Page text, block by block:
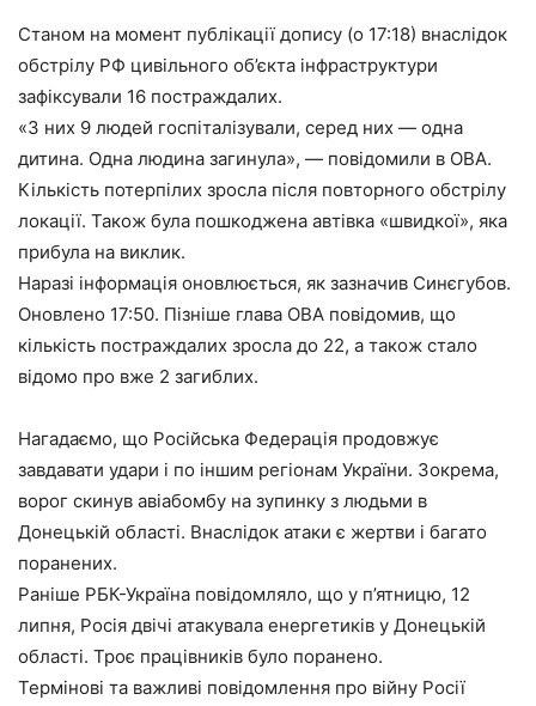
Станом на момент публікації допису (о 17:18) внаслідок
обстрілу РФ цивільного об’єкта інфраструктури
зафіксували 16 постраждалих.
«З них 9 людей госпіталізували, серед них — одна
дитина. Одна людина загинула», — повідомили в ОВА.
Кількість потерпілих зросла після повторного обстрілу
локації. Також була пошкоджена автівка «швидкої», яка
прибула на виклик.
Наразі інформація оновлюється, як зазначив Синєгубов.
Оновлено 17:50. Пізніше глава ОВА повідомив, що
кількість постраждалих зросла до 22, а також стало
відомо про вже 2 загиблих.
Нагадаємо, що Російська Федерація продовжує
завдавати удари і по іншим регіонам України. Зокрема,
ворог скинув авіабомбу на зупинку з людьми в
Донецькій області. Внаслідок атаки є жертви і багато
поранених.
Раніше РБК-Україна повідомляло, що у п’ятницю, 12
липня, Росія двічі атакувала енергетиків у Донецькій
області. Троє працівників було поранено.
Термінові та важливі повідомлення про війну Росії